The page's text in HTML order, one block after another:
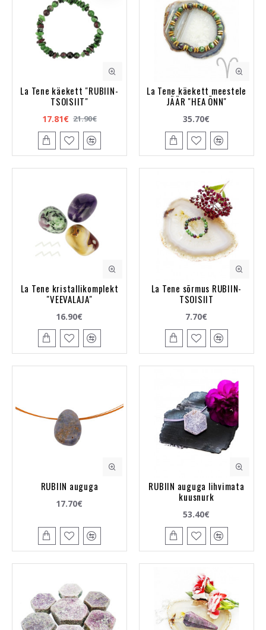
La Tene käekett "RUBIIN-
TSOISIIT"
17.81€ 21.90€
La Tene käekett meestele
JÄÄR "HEA ÕNN"
35.70€
La Tene kristallikomplekt
"VEEVALAJA"
16.90€
La Tene sõrmus RUBIIN-
TSOISIIT
7.70€
RUBIIN auguga
17.70€
RUBIIN auguga lihvimata
kuusnurk
53.40€